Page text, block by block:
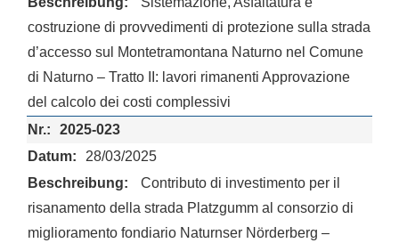
costruzione di provvedimenti di protezione sulla strada
d’accesso sul Montetramontana Naturno nel Comune
di Naturno – Tratto II: lavori rimanenti Approvazione
del calcolo dei costi complessivi
2025-023
28/03/2025
Contributo di investimento per il
risanamento della strada Platzgumm al consorzio di
miglioramento fondiario Naturnser Nörderberg –